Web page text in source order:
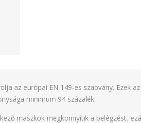
az európai EN 149-es szabvány. Ezek az
minimum 94 százalék.
maszkok megkönnyítik a belégzést,